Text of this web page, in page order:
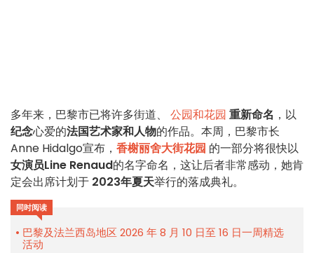
多年来，巴黎市已将许多街道、 公园和花园 重新命名 ，以
纪念心爱的法国艺术家和人物的作品。本周，巴黎市长
Anne Hidalgo宣布， 香榭丽舍大街花园 的一部分将很快以
女演员Line Renaud的名字命名，这让后者非常感动，她肯
定会出席计划于 2023年夏天举行的落成典礼。
同时阅读
巴黎及法兰西岛地区 2026 年 8 月 10 日至 16 日一周精选
活动